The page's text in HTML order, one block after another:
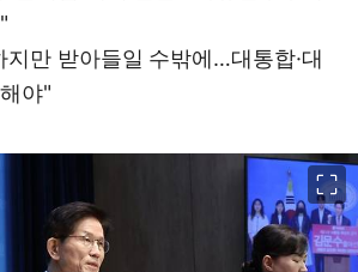
지만 받아들일 수밖에…대통합·대
야"